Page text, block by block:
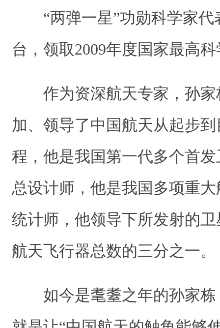
“两弹一星”功勋科学家代
台，领取2009年度国家最高
作为资深航天专家，孙家
加、领导了中国航天从起步
程，他是我国第一代多个首
总设计师，他是我国多项重
统计师，他领导下所发射的
航天飞行器总数的三分之一。
如今是耄耋之年的孙家栋